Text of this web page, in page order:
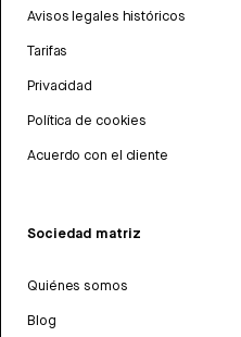
Avisos legales históricos
Tarifas
Privacidad
Política de cookies
Acuerdo con el cliente
Sociedad matriz
Quiénes somos
Blog